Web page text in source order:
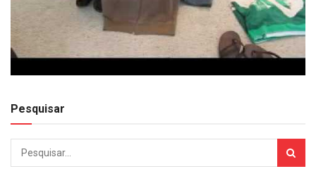
Pesquisar